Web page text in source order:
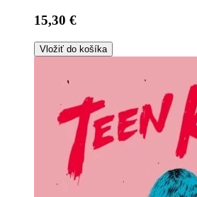
15,30 €
Vložiť do košíka